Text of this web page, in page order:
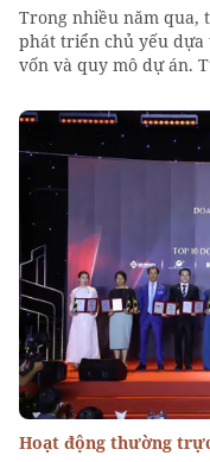
Trong nhiều năm qua,
phát triển chủ yếu
vốn và quy mô dự án.
Hoạt động thường